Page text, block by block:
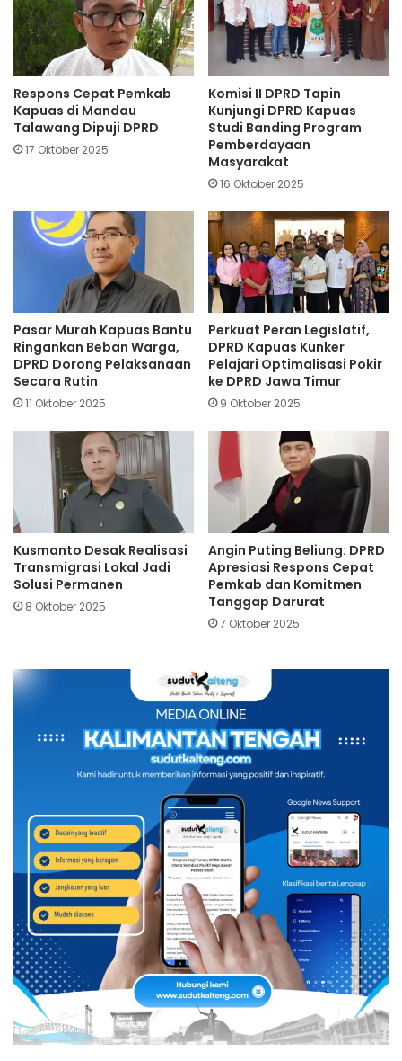
Respons Cepat Pemkab
Kapuas di Mandau
Talawang Dipuji DPRD
17 Oktober 2025
Komisi II DPRD Tapin
Kunjungi DPRD Kapuas
Studi Banding Program
Pemberdayaan
Masyarakat
16 Oktober 2025
Pasar Murah Kapuas Bantu
Ringankan Beban Warga,
DPRD Dorong Pelaksanaan
Secara Rutin
11 Oktober 2025
Perkuat Peran Legislatif,
DPRD Kapuas Kunker
Pelajari Optimalisasi Pokir
ke DPRD Jawa Timur
9 Oktober 2025
Kusmanto Desak Realisasi
Transmigrasi Lokal Jadi
Solusi Permanen
8 Oktober 2025
Angin Puting Beliung: DPRD
Apresiasi Respons Cepat
Pemkab dan Komitmen
Tanggap Darurat
7 Oktober 2025